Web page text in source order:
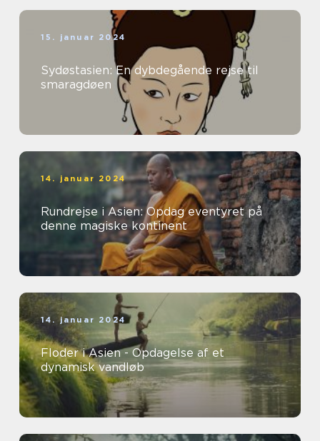
15. januar 2024
Sydøstasien: En dybdegående rejse til
smaragdøen
14. januar 2024
Rundrejse i Asien: Opdag eventyret på
denne magiske kontinent
14. januar 2024
Floder i Asien - Opdagelse af et
dynamisk vandløb